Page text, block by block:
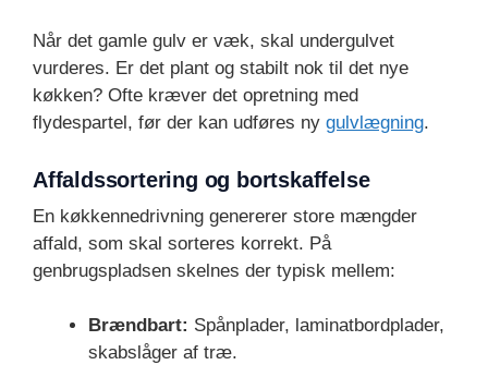
Når det gamle gulv er væk, skal undergulvet
vurderes. Er det plant og stabilt nok til det nye
køkken? Ofte kræver det opretning med
flydespartel, før der kan udføres ny gulvlægning.
Affaldssortering og bortskaffelse
En køkkennedrivning genererer store mængder
affald, som skal sorteres korrekt. På
genbrugspladsen skelnes der typisk mellem:
Brændbart: Spånplader, laminatbordplader,
skabslåger af træ.